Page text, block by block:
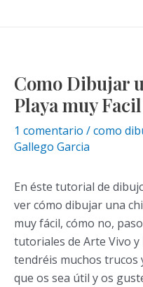
Como Dibujar
Playa muy Facil
1 comentario /como
Gallego Garcia
En éste tutorial de
ver cómo dibujar una
muy fácil, cómo no,
tutoriales de Arte Vivo
tendréis muchos trucos
que os sea útil y os